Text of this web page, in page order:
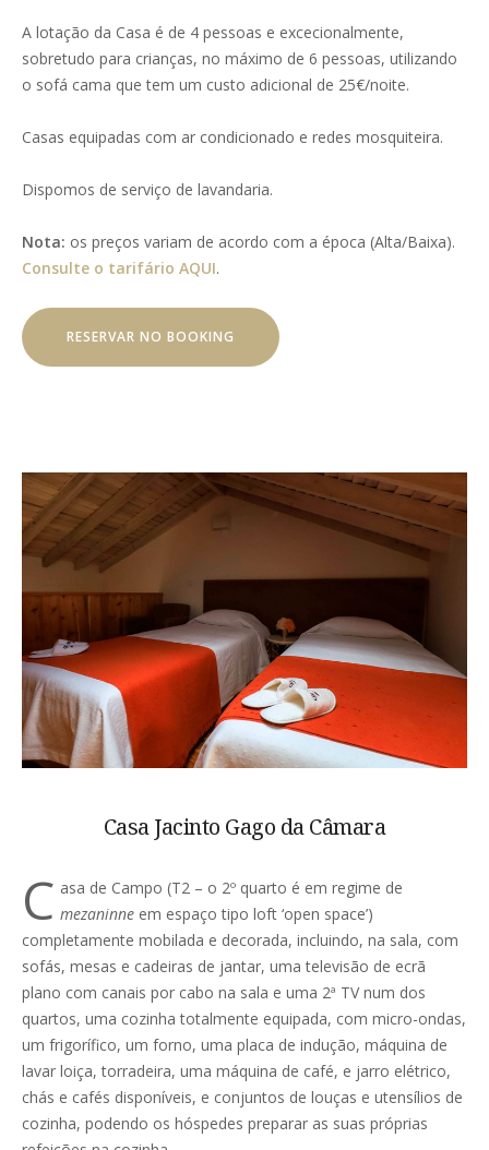
A lotação da Casa é de 4 pessoas e excecionalmente,
sobretudo para crianças, no máximo de 6 pessoas, utilizando
o sofá cama que tem um custo adicional de 25€/noite.
Casas equipadas com ar condicionado e redes mosquiteira.
Dispomos de serviço de lavandaria.
Nota: os preços variam de acordo com a época (Alta/Baixa).
Consulte o tarifário AQUI.
RESERVAR NO BOOKING
Casa Jacinto Gago da Câmara
C asa de Campo (T2 – o 2º quarto é em regime de
mezaninneem espaço tipo loft ‘open space’)
completamente mobilada e decorada, incluindo, na sala, com
sofás, mesas e cadeiras de jantar, uma televisão de ecrã
plano com canais por cabo na sala e uma 2ª TV num dos
quartos, uma cozinha totalmente equipada, com micro-ondas,
um frigorífico, um forno, uma placa de indução, máquina de
lavar loiça, torradeira, uma máquina de café, e jarro elétrico,
chás e cafés disponíveis, e conjuntos de louças e utensílios de
cozinha, podendo os hóspedes preparar as suas próprias